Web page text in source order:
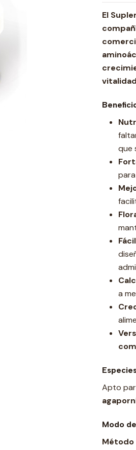
El
vitalidad
que
a
Apto
Modo